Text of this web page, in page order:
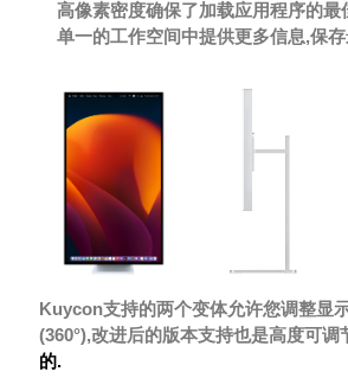
高像素密度确保了加载应用程序的最
单一的工作空间中提供更多信息,保
Kuycon支持的两个变体允许您调整显
(360°),改进后的版本支持也是高度可调
的.